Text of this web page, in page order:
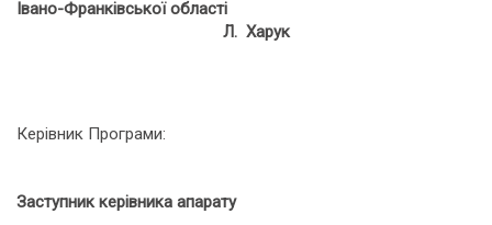
Івано-Франківської області
Л. Харук
Керівник Програми:
Заступник керівника апарату